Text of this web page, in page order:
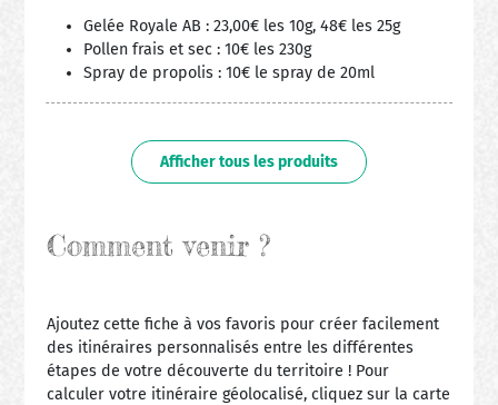
Gelée Royale AB : 23,00€ les 10g, 48€ les 25g
Pollen frais et sec : 10€ les 230g
Spray de propolis : 10€ le spray de 20ml
Afficher tous les produits
Comment venir ?
Ajoutez cette fiche à vos favoris pour créer facilement
des itinéraires personnalisés entre les différentes
étapes de votre découverte du territoire ! Pour
calculer votre itinéraire géolocalisé, cliquez sur la carte